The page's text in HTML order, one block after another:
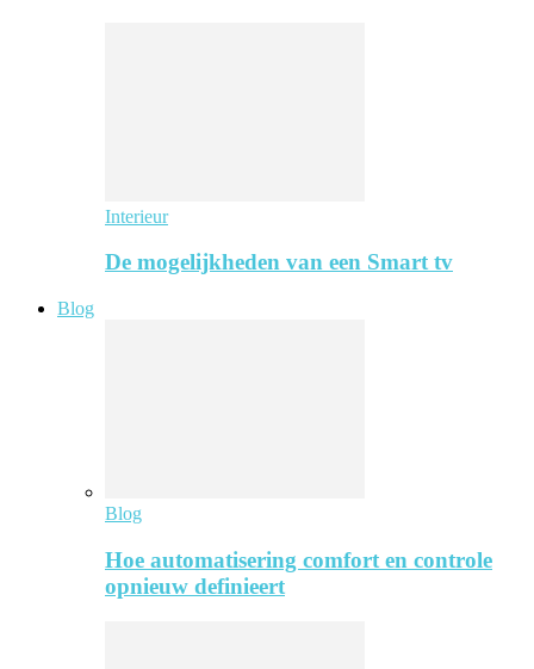
Interieur
De mogelijkheden van een Smart tv
Blog
Blog
Hoe automatisering comfort en controle
opnieuw definieert